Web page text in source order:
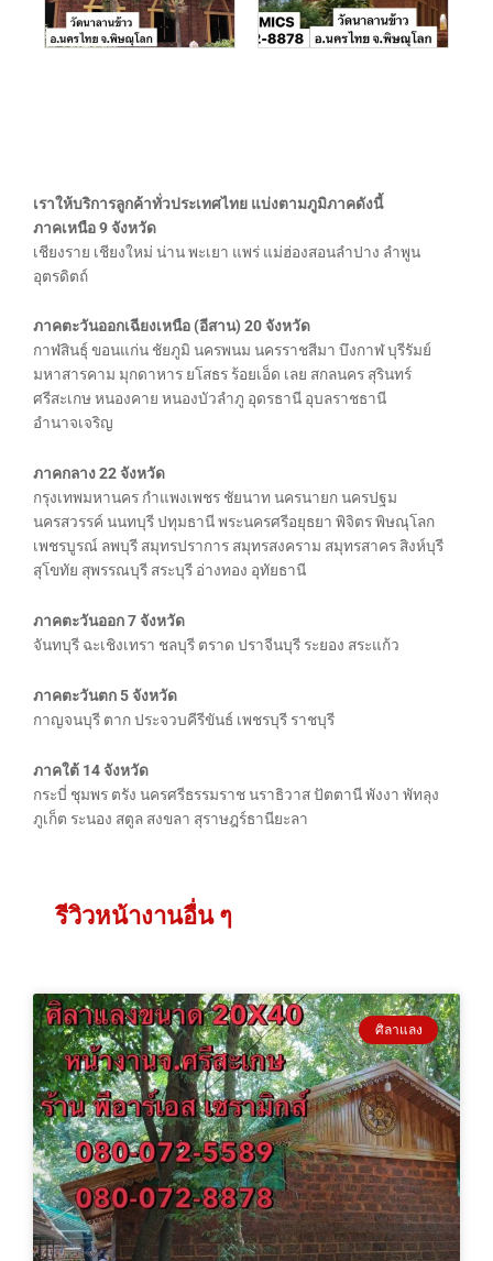
เราให้บริการลูกค้าทั่วประเทศไทย แบ่งตามภูมิภาคดังนี้
ภาคเหนือ 9 จังหวัด
เชียงราย เชียงใหม่ น่าน พะเยา แพร่ แม่ฮ่องสอนลำปาง ลำพูน
อุตรดิตถ์
ภาคตะวันออกเฉียงเหนือ (อีสาน) 20 จังหวัด
กาฬสินธุ์ ขอนแก่น ชัยภูมิ นครพนม นครราชสีมา บึงกาฬ บุรีรัมย์
มหาสารคาม มุกดาหาร ยโสธร ร้อยเอ็ด เลย สกลนคร สุรินทร์
ศรีสะเกษ หนองคาย หนองบัวลำภู อุดรธานี อุบลราชธานี
อำนาจเจริญ
ภาคกลาง 22 จังหวัด
กรุงเทพมหานคร กำแพงเพชร ชัยนาท นครนายก นครปฐม
นครสวรรค์ นนทบุรี ปทุมธานี พระนครศรีอยุธยา พิจิตร พิษณุโลก
เพชรบูรณ์ ลพบุรี สมุทรปราการ สมุทรสงคราม สมุทรสาคร สิงห์บุรี
สุโขทัย สุพรรณบุรี สระบุรี อ่างทอง อุทัยธานี
ภาคตะวันออก 7 จังหวัด
จันทบุรี ฉะเชิงเทรา ชลบุรี ตราด ปราจีนบุรี ระยอง สระแก้ว
ภาคตะวันตก 5 จังหวัด
กาญจนบุรี ตาก ประจวบคีรีขันธ์ เพชรบุรี ราชบุรี
ภาคใต้ 14 จังหวัด
กระบี่ ชุมพร ตรัง นครศรีธรรมราช นราธิวาส ปัตตานี พังงา พัทลุง
ภูเก็ต ระนอง สตูล สงขลา สุราษฎร์ธานียะลา
รีวิวหน้างานอื่น ๆ
ศิลาแลง